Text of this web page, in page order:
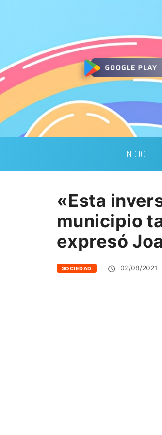
INICIO
«Esta
municipio
expresó
SOCIEDAD 02/08/2021